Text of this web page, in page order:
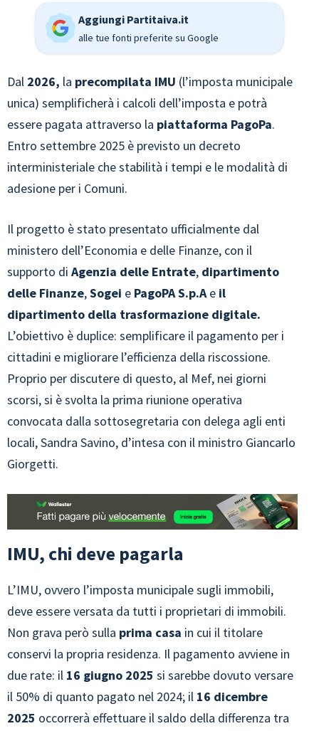
Aggiungi Partitaiva.it
alle tue fonti preferite su Google
Dal 2026, la precompilata IMU (l’imposta municipale
unica) semplificherà i calcoli dell’imposta e potrà
essere pagata attraverso la piattaforma PagoPa.
Entro settembre 2025 è previsto un decreto
interministeriale che stabilità i tempi e le modalità di
adesione per i Comuni.
Il progetto è stato presentato ufficialmente dal
ministero dell’Economia e delle Finanze, con il
supporto di Agenzia delle Entrate, dipartimento
delle Finanze,Sogei e PagoPA S.p.Ae il
dipartimento della trasformazione digitale.
L’obiettivo è duplice: semplificare il pagamento per i
cittadini e migliorare l’efficienza della riscossione.
Proprio per discutere di questo, al Mef, nei giorni
scorsi, si è svolta la prima riunione operativa
convocata dalla sottosegretaria con delega agli enti
locali, Sandra Savino, d’intesa con il ministro Giancarlo
Giorgetti.
IMU, chi deve pagarla
L’IMU, ovvero l’imposta municipale sugli immobili,
deve essere versata da tutti i proprietari di immobili.
Non grava però sulla prima casa in cui il titolare
conservi la propria residenza. Il pagamento avviene in
due rate: il 16 giugno 2025 si sarebbe dovuto versare
il 50% di quanto pagato nel 2024; il 16 dicembre
2025 occorrerà effettuare il saldo della differenza tra